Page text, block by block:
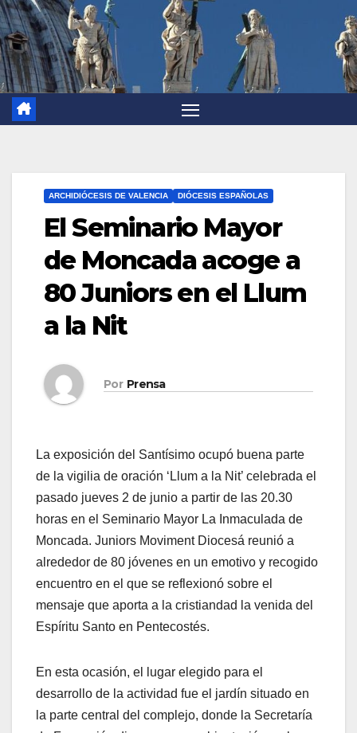
ARCHIDIÓCESIS DE VALENCIA DIÓCESIS ESPAÑOLAS
El Seminario Mayor
de Moncada acoge a
80 Juniors en el Llum
a la Nit
Por Prensa
La exposición del Santísimo ocupó buena parte
de la vigilia de oración ‘Llum a la Nit’ celebrada el
pasado jueves 2 de junio a partir de las 20.30
horas en el Seminario Mayor La Inmaculada de
Moncada. Juniors Moviment Diocesá reunió a
alrededor de 80 jóvenes en un emotivo y recogido
encuentro en el que se reflexionó sobre el
mensaje que aporta a la cristiandad la venida del
Espíritu Santo en Pentecostés.
En esta ocasión, el lugar elegido para el
desarrollo de la actividad fue el jardín situado en
la parte central del complejo, donde la Secretaría